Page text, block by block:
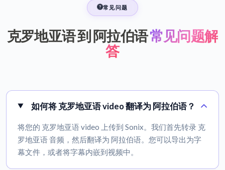
常见问题
克罗地亚语 到 阿拉伯语常见问题解
答
如何将 克罗地亚语 video 翻译为 阿拉伯语？
将您的 克罗地亚语 video 上传到 Sonix。我们首先转录 克
罗地亚语 音频，然后翻译为 阿拉伯语。您可以导出为字
幕文件，或者将字幕内嵌到视频中。